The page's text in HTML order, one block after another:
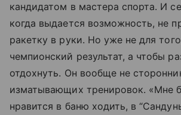
кандидатом в мастера спорта. И
когда выдается возможность, не
ракетку в руки. Но уже не для
чемпионский результат, а чтобы
отдохнуть. Он вообще не
изматывающих тренировок. «Мне
нравится в баню ходить, в